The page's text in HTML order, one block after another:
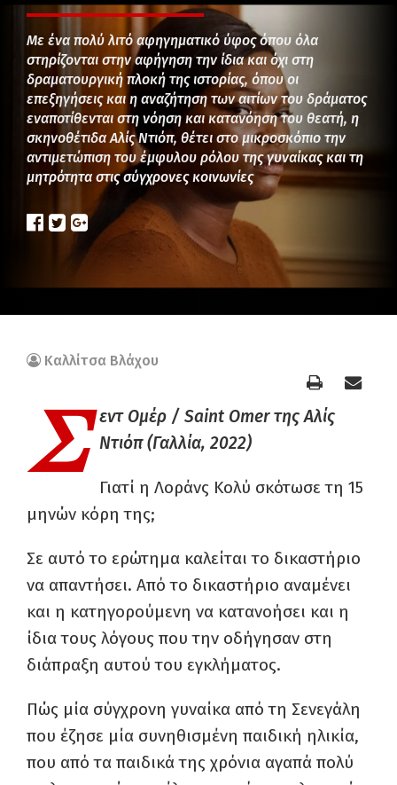
Με ένα πολύ λιτό αφηγηματικό ύφος όπου όλα
στηρίζονται στην αφήγηση την ίδια και όχι στη
δραματουργική πλοκή της ιστορίας, όπου οι
επεξηγήσεις και η αναζήτηση των αιτίων του δράματος
εναποτίθενται στη νόηση και κατανόηση του θεατή, η
σκηνοθέτιδα Αλίς Ντιόπ, θέτει στο μικροσκόπιο την
αντιμετώπιση του έμφυλου ρόλου της γυναίκας και τη
μητρότητα στις σύγχρονες κοινωνίες
Καλλίτσα Βλάχου
Σ
εντ Ομέρ / Saint Omer της Αλίς
Ντιόπ (Γαλλία, 2022)
Γιατί η Λοράνς Κολύ σκότωσε τη 15
μηνών κόρη της;
Σε αυτό το ερώτημα καλείται το δικαστήριο
να απαντήσει. Από το δικαστήριο αναμένει
και η κατηγορούμενη να κατανοήσει και η
ίδια τους λόγους που την οδήγησαν στη
διάπραξη αυτού του εγκλήματος.
Πώς μία σύγχρονη γυναίκα από τη Σενεγάλη
που έζησε μία συνηθισμένη παιδική ηλικία,
που από τα παιδικά της χρόνια αγαπά πολύ